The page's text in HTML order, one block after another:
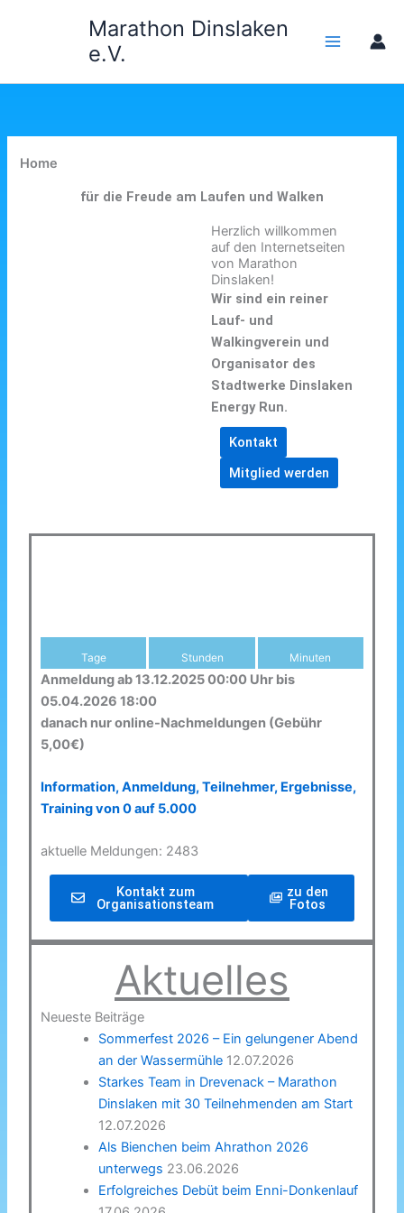
Marathon Dinslaken
e.V.
Home
für die Freude am Laufen und Walken
Herzlich willkommen
auf den Internetseiten
von Marathon
Dinslaken!
Wir sind ein reiner
Lauf- und
Walkingverein und
Organisator des
Stadtwerke Dinslaken
Energy Run.
Kontakt
Mitglied werden
Tage Stunden Minuten
Anmeldung ab 13.12.2025 00:00 Uhr bis
05.04.2026 18:00
danach nur online-Nachmeldungen (Gebühr
5,00€)
Information, Anmeldung, Teilnehmer, Ergebnisse,
Training von 0 auf 5.000
aktuelle Meldungen: 2483
Kontakt zum
Organisationsteam
zu den
Fotos
Aktuelles
Neueste Beiträge
Sommerfest 2026 – Ein gelungener Abend
an der Wassermühle 12.07.2026
Starkes Team in Drevenack – Marathon
Dinslaken mit 30 Teilnehmenden am Start
12.07.2026
Als Bienchen beim Ahrathon 2026
unterwegs 23.06.2026
Erfolgreiches Debüt beim Enni-Donkenlauf